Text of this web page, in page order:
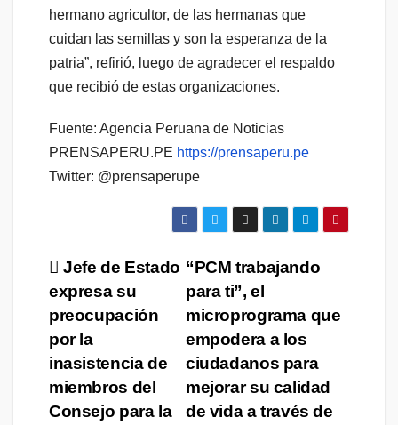
hermano agricultor, de las hermanas que
cuidan las semillas y son la esperanza de la
patria”, refirió, luego de agradecer el respaldo
que recibió de estas organizaciones.
Fuente: Agencia Peruana de Noticias
PRENSAPERU.PE https://prensaperu.pe
Twitter: @prensaperupe
Navegación
de
entradas
“PCM trabajando
para ti”, el
microprograma que
empodera a los
ciudadanos para
mejorar su calidad
de vida a través de
Jefe de Estado
expresa su
preocupación
por la
inasistencia de
miembros del
Consejo para la